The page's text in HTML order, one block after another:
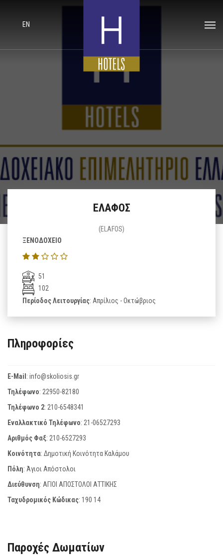
EN
ΕΛΑΦΟΣ
(ELAFOS)
ΞΕΝΟΔΟΧΕΙΟ
51
102
Περίοδος Λειτουργίας: Απρίλιος - Οκτώβριος
Πληροφορίες
E-Mail: info@skoliosis.gr
Τηλέφωνο: 22950-82180
Τηλέφωνο 2: 210-6548341
Εναλλακτικό Τηλέφωνο: 21-06527293
Αριθμός Φαξ: 210-6527293
Κοινότητα: Δημοτική Κοινότητα Καλάμου
Πόλη: Άγιοι Απόστολοι
Διεύθυνση: ΑΓΙΟΙ ΑΠΟΣΤΟΛΟΙ ΑΤΤΙΚΗΣ
Ταχυδρομικός Κώδικας: 190 14
Παροχές Δωματίων